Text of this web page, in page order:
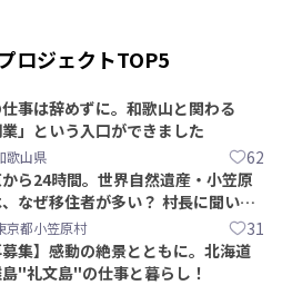
ロジェクトTOP5
事は辞めずに。和歌山と関わる
業」という入口ができました
歌山県 62
ら24時間。世界自然遺産・小笠原
なぜ移住者が多い？ 村長に聞いて
京都小笠原村 31
募集】感動の絶景とともに。北海道
"礼文島"の仕事と暮らし！